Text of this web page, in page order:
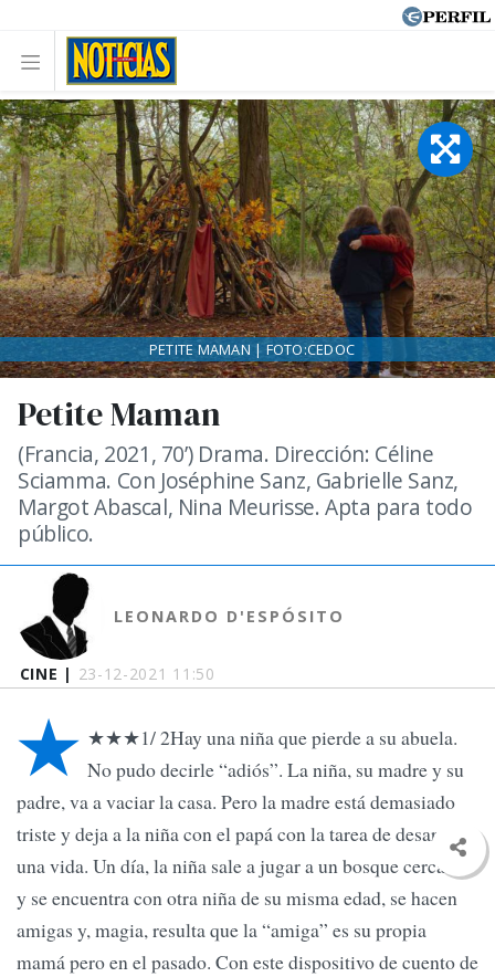
CINE | 23-12-2021 11:50
Petite Maman
(Francia, 2021, 70’) Drama. Dirección: Céline
Sciamma. Con Joséphine Sanz, Gabrielle Sanz,
Margot Abascal, Nina Meurisse. Apta para todo
público.
LEONARDO D'ESPÓSITO
PETITE MAMAN | FOTO:CEDOC
★ ★★★1/ 2Hay una niña que pierde a su abuela.
No pudo decirle “adiós”. La niña, su madre y su
padre, va a vaciar la casa. Pero la madre está demasiado
triste y deja a la niña con el papá con la tarea de desarmar
una vida. Un día, la niña sale a jugar a un bosque cercano
y se encuentra con otra niña de su misma edad, se hacen
amigas y, magia, resulta que la “amiga” es su propia
mamá pero en el pasado. Con este dispositivo de cuento de